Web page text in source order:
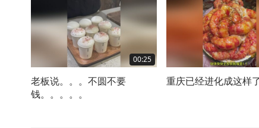
00:25
老板说。。。不圆不要
钱。。。。。
重庆已经进化成这样